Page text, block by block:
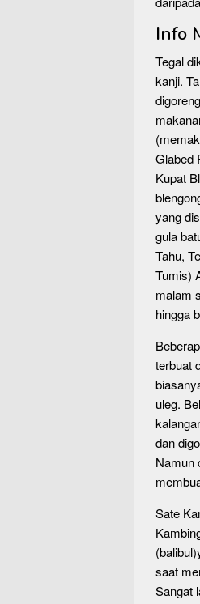
Info
Tegal
kanji.
Glabed
Kupat
yang
gula
Tahu,
Tumis)
malam
hingga
terbuat
uleg.
dan
Namun
Sate
saat
Sangat